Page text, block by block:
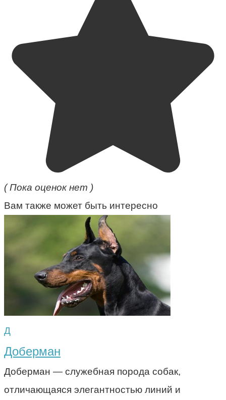
( Пока оценок нет )
Вам также может быть интересно
Д
Доберман
Доберман — служебная порода собак,
отличающаяся элегантностью линий и